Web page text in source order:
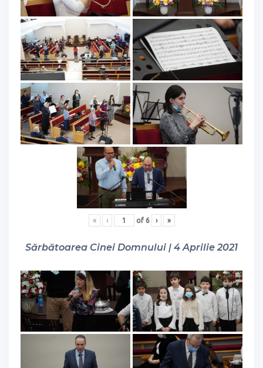
« ‹ of 6 › »
Sărbătoarea Cinei Domnului | 4 Aprilie 2021